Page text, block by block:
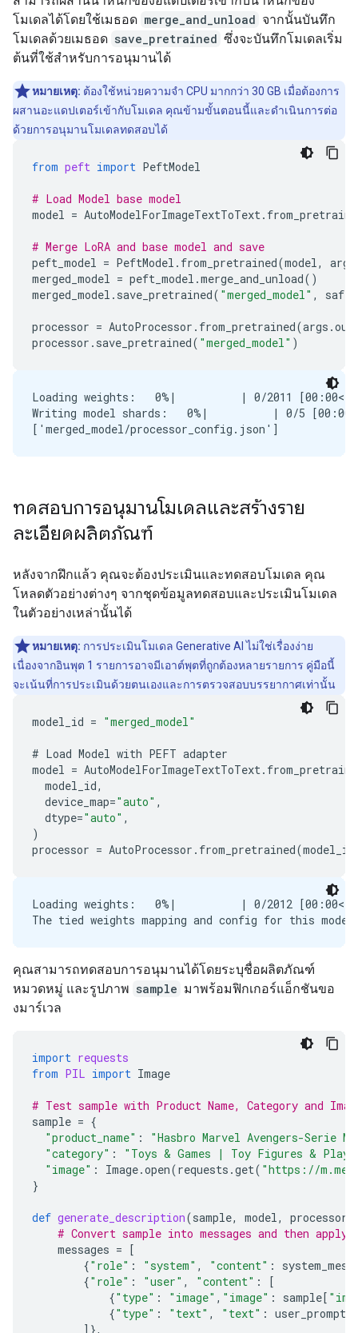
โมเดลได้โดยใช้เมธอด merge_and_unload จากนั้นบันทึก
โมเดลด้วยเมธอด save_pretrained ซึ่งจะบันทึกโมเดลเริ่ม
ต้นที่ใช้สำหรับการอนุมานได้
หมายเหตุ: ต้องใช้หน่วยความจำ CPU มากกว่า 30 GB เมื่อต้องการ
ผสานอะแดปเตอร์เข้ากับโมเดล คุณข้ามขั้นตอนนี้และดำเนินการต่อ
ด้วยการอนุมานโมเดลทดสอบได้
from peft import PeftModel
# Load Model base model
model = AutoModelForImageTextToText.
# Merge LoRA and base model and save
peft_model = PeftModel . from_pretrained(model, args
merged_model = peft_model .merge_and_unload()
merged_model . save_pretrained( "merged_model" ,
processor = AutoProcessor . from_pretrained(args .
processor . save_pretrained( "merged_model" )
Loading weights:   0%|          | 0/2011
Writing model shards:   0%|          | 0/5
ทดสอบการอนุมานโมเดลและสร้างราย
ละเอียดผลิตภัณฑ์
หลังจากฝึกแล้ว คุณจะต้องประเมินและทดสอบโมเดล คุณ
โหลดตัวอย่างต่างๆ จากชุดข้อมูลทดสอบและประเมินโมเดล
ในตัวอย่างเหล่านั้นได้
หมายเหตุ: การประเมินโมเดล Generative AI ไม่ใช่เรื่องง่าย
เนื่องจากอินพุต 1 รายการอาจมีเอาต์พุตที่ถูกต้องหลายรายการ คู่มือนี้
จะเน้นที่การประเมินด้วยตนเองและการตรวจสอบบรรยากาศเท่านั้น
model_id = "merged_model"
# Load Model with PEFT adapter
model = AutoModelForImageTextToText.
model_id,
device_map="auto" ,
dtype="auto" ,
)
processor = AutoProcessor . from_pretrained(model_id
Loading weights:   0%|          | 0/2012
คุณสามารถทดสอบการอนุมานได้โดยระบุชื่อผลิตภัณฑ์
หมวดหมู่ และรูปภาพ sample มาพร้อมฟิกเกอร์แอ็กชันขอ
งมาร์เวล
import requests
from PIL import Image
# Test sample with Product Name, Category and
sample = {
"product_name" :
"Hasbro Marvel Avengers-Serie
"category" :
"Toys & Games | Toy Figures &
"image" : Image.open(requests .get( "https://
}
def generate_description(sample, model, processor
# Convert sample into messages and then
messages = [
{"role" : "system" , "content" :
{"role" : "user" , "content" :
[
{"type" : "image" , "image" : sample[
{"type" : "text" , "text" : user_prompt
]},